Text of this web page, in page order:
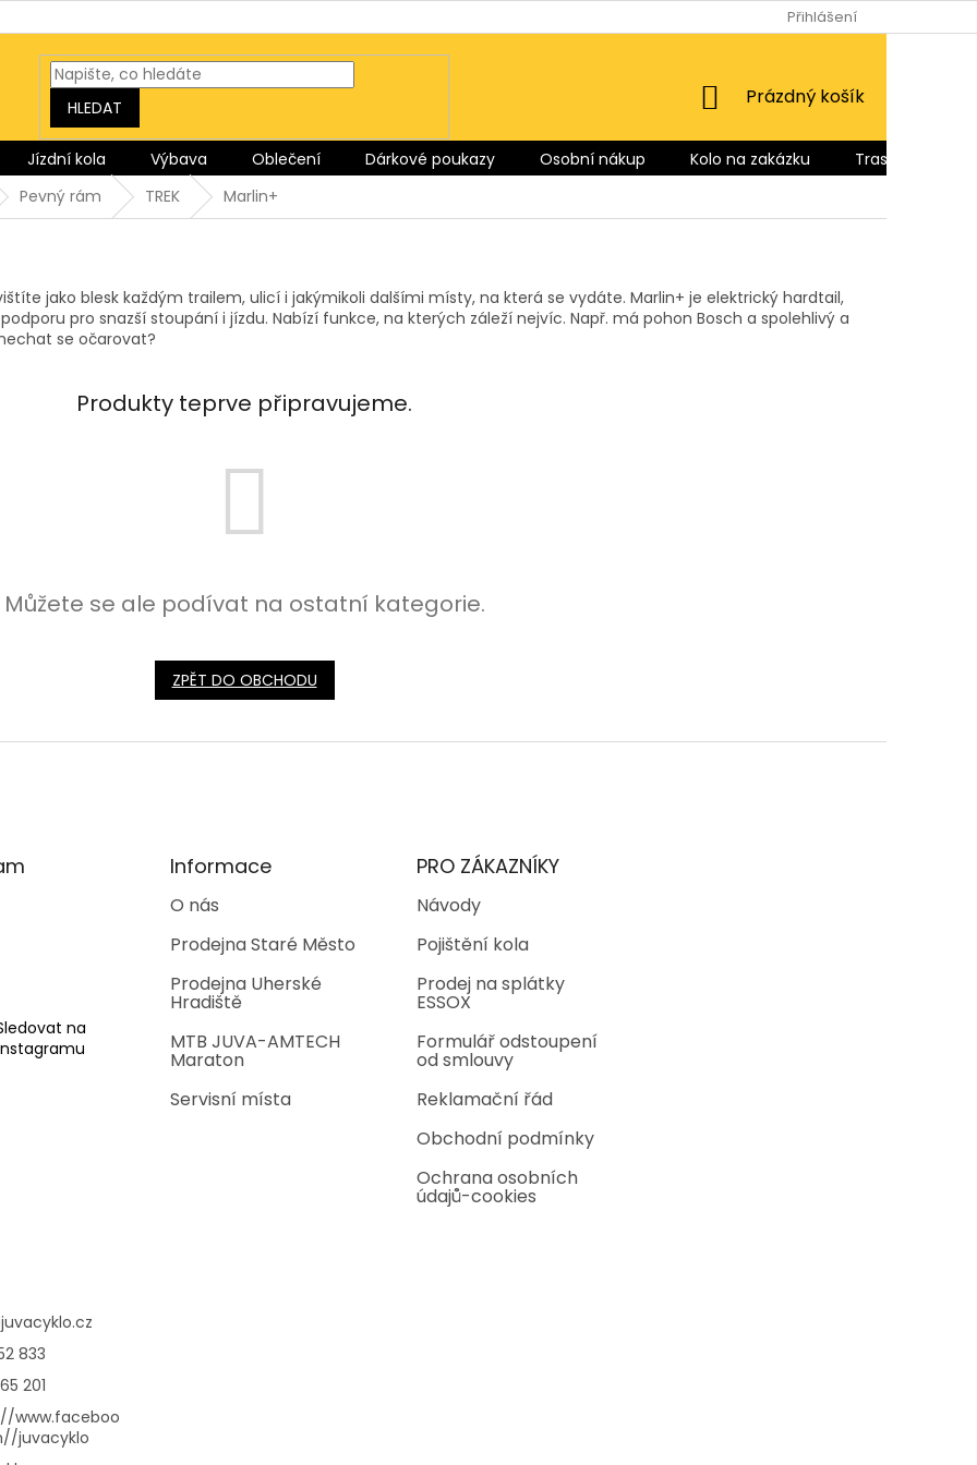
Přihlášení
HLEDAT
NÁKUPNÍ
Prázdný košík
Jízdní kola Výbava Oblečení Dárkové poukazy Osobní nákup Kolo na zakázku
Trasy pro Vás
Pevný rám TREK Marlin+
jako blesk každým trailem, ulicí i jakýmikoli dalšími místy, na která se vydáte. Marlin+ je elektrický hardtail,
pro snazší stoupání i jízdu. Nabízí funkce, na kterých záleží nejvíc. Např. má pohon Bosch a spolehlivý a
se očarovat?
Produkty teprve připravujeme.
Můžete se ale podívat na ostatní kategorie.
ZPĚT DO OBCHODU
na
Informace
O nás
Prodejna Staré Město
Prodejna Uherské
Hradiště
MTB JUVA-AMTECH
Maraton
Servisní místa
PRO ZÁKAZNÍKY
Návody
Pojištění kola
Prodej na splátky
ESSOX
Formulář odstoupení
od smlouvy
Reklamační řád
Obchodní podmínky
Ochrana osobních
údajů-cookies
juvacyklo.cz
833
201
www.faceboo
juvacyklo